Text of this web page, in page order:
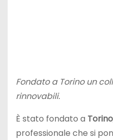
Fondato a Torino un
rinnovabili.
È stato fondato a Torino
professionale che si